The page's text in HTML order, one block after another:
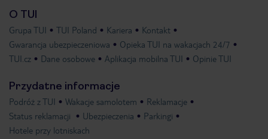
O TUI
Grupa TUI TUI Poland Kariera
Kontakt
Gwarancja ubezpieczeniowa
Opieka TUI na wakacjach 24/7
TUI.cz
Dane osobowe Aplikacja mobilna TUI Opinie TUI
Przydatne informacje
Podróż z TUI Wakacje samolotem
Reklamacje
Status reklamacji
Ubezpieczenia
Parkingi
Hotele przy lotniskach